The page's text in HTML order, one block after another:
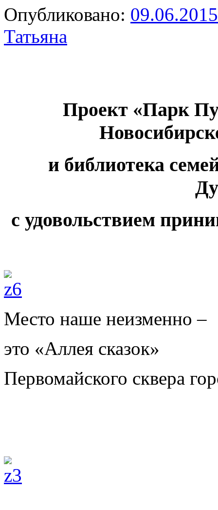
Опубликовано: 09.06.2015
Татьяна
Проект «Парк
и библиотека
с удовольствием
Место наше неизменно –
это «Аллея сказок»
Первомайского сквера